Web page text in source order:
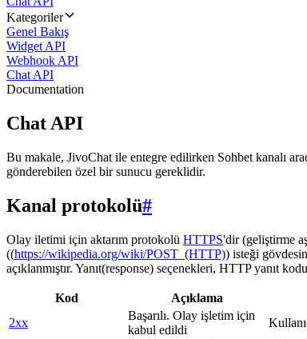
Kategoriler
Genel Bakış
Widget API
Webhook API
Chat API
Documentation
Chat API
Bu makale, JivoChat ile entegre edilirken Sohbet kanalı
gönderebilen özel bir sunucu gereklidir.
Kanal protokolü#
Olay iletimi için aktarım protokolü HTTPS'dir (geliştirme
((https://wikipedia.org/wiki/POST_(HTTP)) isteği
açıklanmıştır. Yanıt(response) seçenekleri, HTTP yanıt
Kod Açıklama
2xx
Başarılı. Olay işletim için
kabul edildi